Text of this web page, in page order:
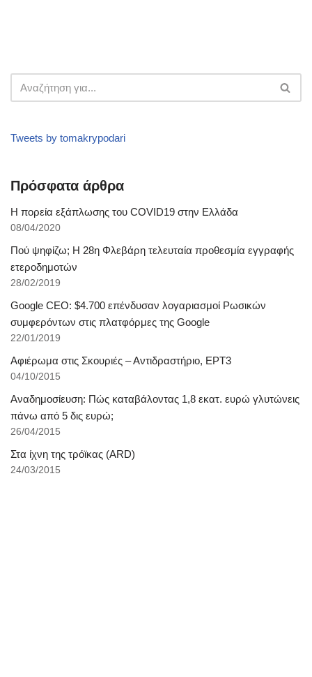
Tweets by tomakrypodari
Πρόσφατα άρθρα
Η πορεία εξάπλωσης του COVID19 στην Ελλάδα
08/04/2020
Πού ψηφίζω; Η 28η Φλεβάρη τελευταία προθεσμία εγγραφής
ετεροδημοτών
28/02/2019
Google CEO: $4.700 επένδυσαν λογαριασμοί Ρωσικών
συμφερόντων στις πλατφόρμες της Google
22/01/2019
Αφιέρωμα στις Σκουριές – Αντιδραστήριο, ΕΡΤ3
04/10/2015
Αναδημοσίευση: Πώς καταβάλοντας 1,8 εκατ. ευρώ γλυτώνεις
πάνω από 5 δις ευρώ;
26/04/2015
Στα ίχνη της τρόϊκας (ARD)
24/03/2015